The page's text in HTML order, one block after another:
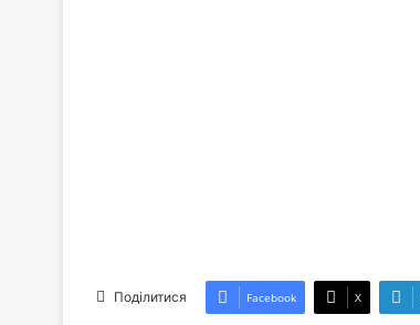
Поділитися Facebook X